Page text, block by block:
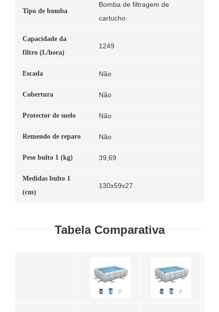
Tipo de bomba
Bomba de filtragem de
cartucho
Capacidade da
filtro (L/hora)
1249
Escada Não
Cobertura Não
Protector de suelo Não
Remendo de reparo Não
Peso bulto 1 (kg) 39,69
Medidas bulto 1
(cm)
130x59x27
Tabela Comparativa